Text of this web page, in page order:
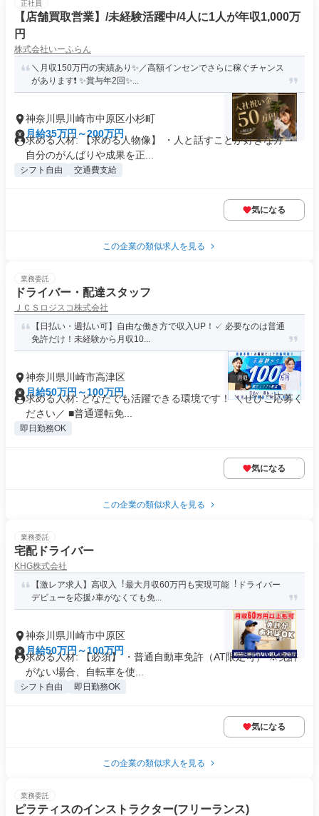
正社員
【店舗買取営業】/未経験活躍中/4人に1人が年収1,000万
円
株式会社いーふらん
＼月収150万円の実績あり✨／高額インセンでさらに稼ぐチャンス
があります❗ ✨賞与年2回✨...
神奈川県川崎市中原区小杉町
月給35万円～200万円
求める人材: 【求める人物像】 ・人と話すことが好きな方 ・
自分のがんばりや成果を正...
シフト自由 交通費支給
気になる
この企業の類似求人を見る
業務委託
ドライバー・配達スタッフ
ＪＣＳロジスコ株式会社
【日払い・週払い可】自由な働き方で収入UP！✓ 必要なのは普通
免許だけ！未経験から月収10...
神奈川県川崎市高津区
月給50万円～100万円
求める人材: どなたでも活躍できる環境です！ ＼ぜひご応募く
ださい／ ■普通運転免...
即日勤務OK
気になる
この企業の類似求人を見る
業務委託
宅配ドライバー
KHG株式会社
【激レア求人】高収入︕最大月収60万円も実現可能︕ドライバー
デビューを応援♪車がなくても免...
神奈川県川崎市中原区
月給50万円～100万円
求める人材: 【必須】 ・普通自動車免許（AT限定可） ※免許
がない場合、自転車を使...
シフト自由 即日勤務OK
気になる
この企業の類似求人を見る
業務委託
ピラティスのインストラクター(フリーランス)